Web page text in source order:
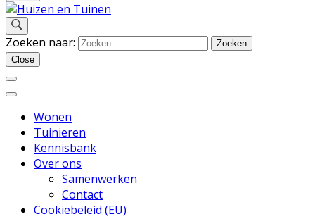
Huizen en Tuinen
Inspiratie voor wonen en tuinieren
Zoeken naar:
Close
Wonen
Tuinieren
Kennisbank
Over ons
Samenwerken
Contact
Cookiebeleid (EU)